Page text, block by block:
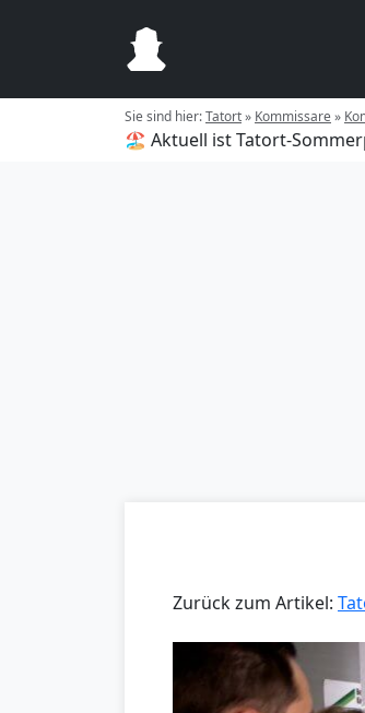
Sie sind hier:Tatort» Kommissare»
🏖️ Aktuell ist Tatort-
Zurück zum Artikel: